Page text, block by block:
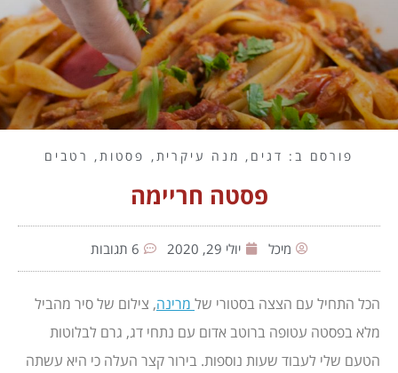
פורסם ב: דגים , מנה עיקרית, פסטות, רטבים
פסטה חריימה
מיכל יולי 29, 2020 6 תגובות
הכל התחיל עם הצצה בסטורי של מרינה, צילום של סיר מהביל
מלא בפסטה עטופה ברוטב אדום עם נתחי דג, גרם לבלוטות
הטעם שלי לעבוד שעות נוספות. בירור קצר העלה כי היא עשתה